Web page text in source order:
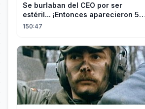
Se burlaban del CEO por ser
estéril... ¡Entonces aparecieron 5
niños idénticos a él gritando: ¡Papá!
150:47